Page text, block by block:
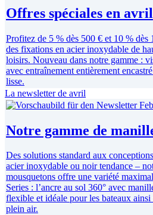
Offres spéciales en avril
Profitez de 5 % dès 500 € et 10 % dès
des fixations en acier inoxydable de
loisirs. Nouveau dans notre gamme :
avec entraînement entièrement
lisse.
La newsletter de avril
Notre gamme de
Des solutions standard aux
acier inoxydable ou noir tendance –
mousquetons offre une variété
Series : l’ancre au sol 360° avec
flexible et idéale pour les bateaux
plein air.